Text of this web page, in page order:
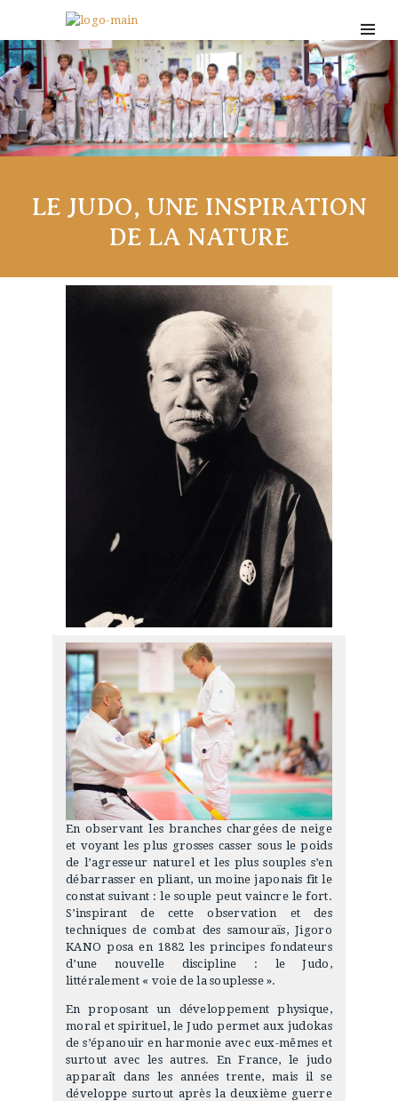
LE JUDO, UNE INSPIRATION
DE LA NATURE
En observant les branches chargées de neige
et voyant les plus grosses casser sous le poids
de l’agresseur naturel et les plus souples s’en
débarrasser en pliant, un moine japonais fit le
constat suivant : le souple peut vaincre le fort.
S’inspirant de cette observation et des
techniques de combat des samouraïs, Jigoro
KANO posa en 1882 les principes fondateurs
d’une nouvelle discipline : le Judo,
littéralement « voie de la souplesse ».
En proposant un développement physique,
moral et spirituel, le Judo permet aux judokas
de s’épanouir en harmonie avec eux-mêmes et
surtout avec les autres. En France, le judo
apparaît dans les années trente, mais il se
développe surtout après la deuxième guerre